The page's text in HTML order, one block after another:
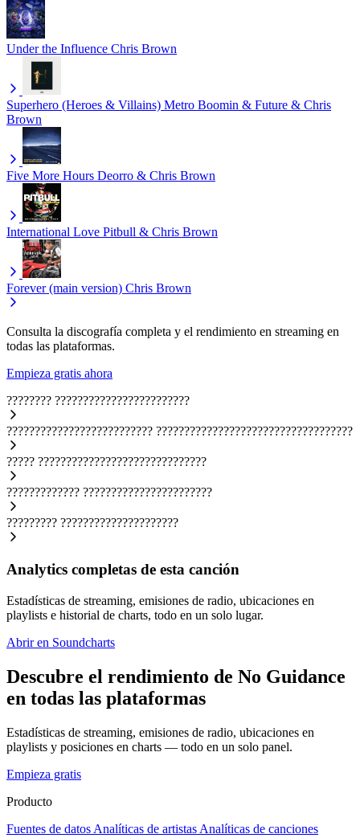
Under the Influence Chris Brown
Superhero (Heroes & Villains) Metro Boomin & Future & Chris
Brown
Five More Hours Deorro & Chris Brown
International Love Pitbull & Chris Brown
Forever (main version) Chris Brown
Consulta la discografía completa y el rendimiento en streaming en
todas las plataformas.
Empieza gratis ahora
???????? ????????????????????????
?????????????????????????? ???????????????????????????????????
????? ??????????????????????????????
????????????? ???????????????????????
????????? ?????????????????????
Analytics completas de esta canción
Estadísticas de streaming, emisiones de radio, ubicaciones en
playlists e historial de charts, todo en un solo lugar.
Abrir en Soundcharts
Descubre el rendimiento de No Guidance
en todas las plataformas
Estadísticas de streaming, emisiones de radio, ubicaciones en
playlists y posiciones en charts — todo en un solo panel.
Empieza gratis
Producto
Fuentes de datos Analíticas de artistas Analíticas de canciones